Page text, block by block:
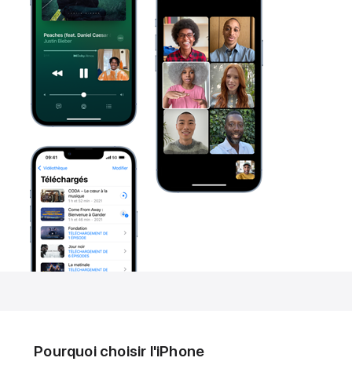
Pourquoi choisir l'iPhone